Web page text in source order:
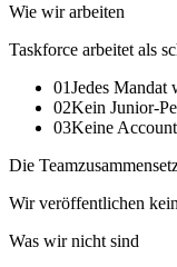
Wie wir arbeiten
Taskforce arbeitet als
01Jedes Mandat
02Kein Junior-
03Keine
Die
Wir veröffentlichen
Was wir nicht sind